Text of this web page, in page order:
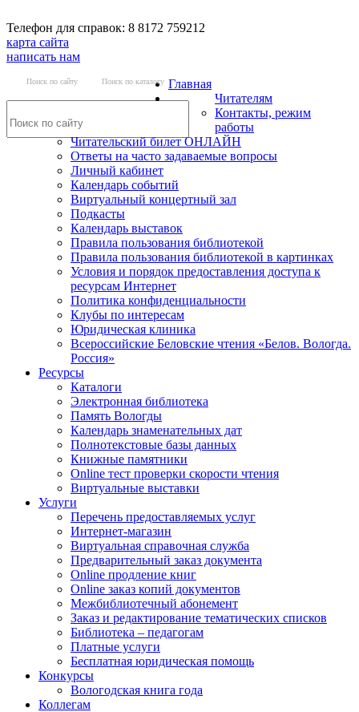
Телефон для справок: 8 8172 759212
карта сайта
написать нам
Поиск по сайту Поиск по каталогу Главная
Читателям
Контакты, режим
работы
Читательский билет ОНЛАЙН
Ответы на часто задаваемые вопросы
Личный кабинет
Календарь событий
Виртуальный концертный зал
Подкасты
Календарь выставок
Правила пользования библиотекой
Правила пользования библиотекой в картинках
Условия и порядок предоставления доступа к
ресурсам Интернет
Политика конфиденциальности
Клубы по интересам
Юридическая клиника
Всероссийские Беловские чтения «Белов. Вологда.
Россия»
Ресурсы
Каталоги
Электронная библиотека
Память Вологды
Календарь знаменательных дат
Полнотекстовые базы данных
Книжные памятники
Online тест проверки скорости чтения
Виртуальные выставки
Услуги
Перечень предоставляемых услуг
Интернет-магазин
Виртуальная справочная служба
Предварительный заказ документа
Online продление книг
Online заказ копий документов
Межбиблиотечный абонемент
Заказ и редактирование тематических списков
Библиотека – педагогам
Платные услуги
Бесплатная юридическая помощь
Конкурсы
Вологодская книга года
Коллегам